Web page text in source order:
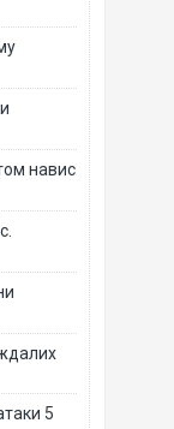
навис
5